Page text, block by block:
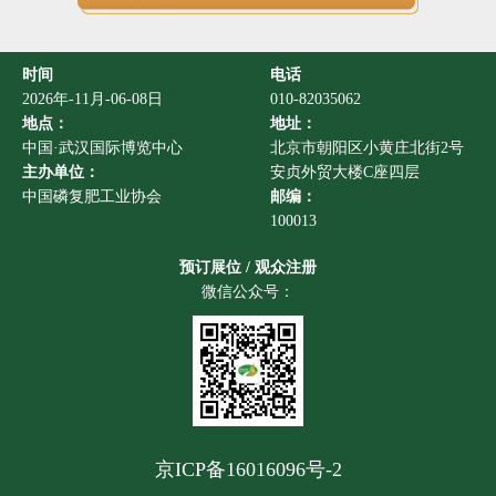
时间
2026年-11月-06-08日
地点：
中国·武汉国际博览中心
主办单位：
中国磷复肥工业协会
电话
010-82035062
地址：
北京市朝阳区小黄庄北街2号
安贞外贸大楼C座四层
邮编：
100013
预订展位 / 观众注册
微信公众号：
京ICP备16016096号-2